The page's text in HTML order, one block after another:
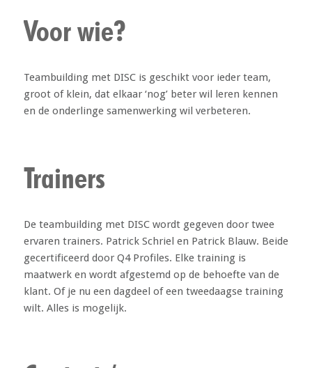
Voor wie?
Teambuilding met DISC is geschikt voor ieder team,
groot of klein, dat elkaar ‘nog’ beter wil leren kennen
en de onderlinge samenwerking wil verbeteren.
Trainers
De teambuilding met DISC wordt gegeven door twee
ervaren trainers. Patrick Schriel en Patrick Blauw. Beide
gecertificeerd door Q4 Profiles. Elke training is
maatwerk en wordt afgestemd op de behoefte van de
klant. Of je nu een dagdeel of een tweedaagse training
wilt. Alles is mogelijk.